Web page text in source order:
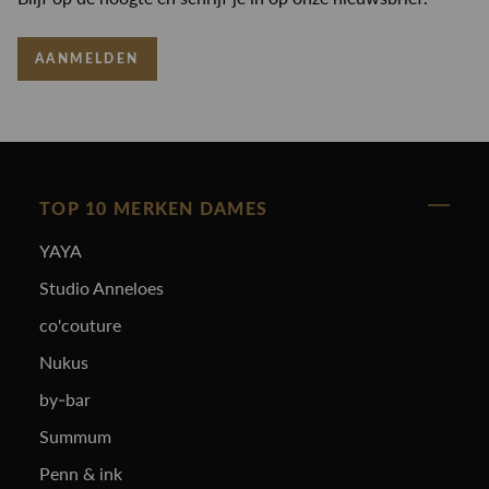
AANMELDEN
TOP 10 MERKEN DAMES
YAYA
Studio Anneloes
co'couture
Nukus
by-bar
Summum
Penn & ink